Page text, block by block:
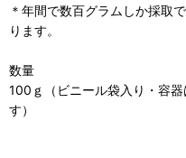
＊年間で数百グラムしか採取
ります。
数量
100ｇ（ビニール袋入り・容
す）